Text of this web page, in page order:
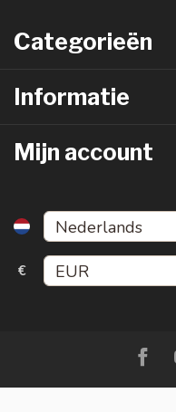
Categorieën
Informatie
Mijn account
€